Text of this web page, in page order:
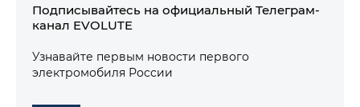
Подписывайтесь на официальный Телеграм-
канал EVOLUTE
Узнавайте первым новости первого
электромобиля России